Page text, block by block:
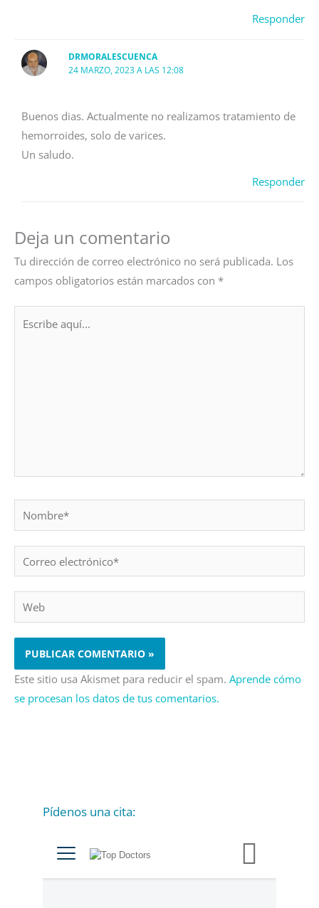
Responder
DRMORALESCUENCA
24 MARZO, 2023 A LAS 12:08
Buenos dias. Actualmente no realizamos tratamiento de
hemorroides, solo de varices.
Un saludo.
Responder
Deja un comentario
Tu dirección de correo electrónico no será publicada. Los
campos obligatorios están marcados con *
Nombre*
electrónico*
Web
Este sitio usa Akismet para reducir el spam. Aprende cómo
se procesan los datos de tus comentarios.
Pídenos una cita:
C